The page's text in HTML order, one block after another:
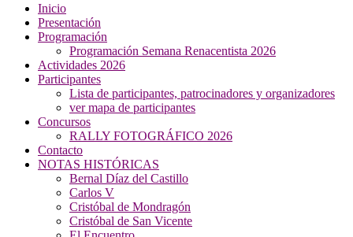
Inicio
Presentación
Programación
Programación Semana Renacentista 2026
Actividades 2026
Participantes
Lista de participantes, patrocinadores y organizadores
ver mapa de participantes
Concursos
RALLY FOTOGRÁFICO 2026
Contacto
NOTAS HISTÓRICAS
Bernal Díaz del Castillo
Carlos V
Cristóbal de Mondragón
Cristóbal de San Vicente